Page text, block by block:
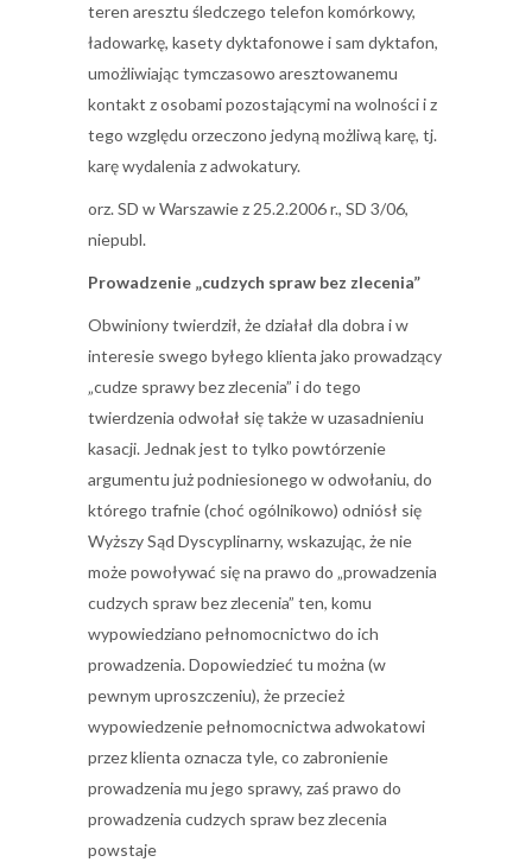
teren aresztu śledczego telefon komórkowy,
ładowarkę, kasety dyktafonowe i sam dyktafon,
umożliwiając tymczasowo aresztowanemu
kontakt z osobami pozostającymi na wolności i z
tego względu orzeczono jedyną możliwą karę, tj.
karę wydalenia z adwokatury.
orz. SD w Warszawie z 25.2.2006 r., SD 3/06,
niepubl.
Prowadzenie „cudzych spraw bez zlecenia”
Obwiniony twierdził, że działał dla dobra i w
interesie swego byłego klienta jako prowadzący
„cudze sprawy bez zlecenia” i do tego
twierdzenia odwołał się także w uzasadnieniu
kasacji. Jednak jest to tylko powtórzenie
argumentu już podniesionego w odwołaniu, do
którego trafnie (choć ogólnikowo) odniósł się
Wyższy Sąd Dyscyplinarny, wskazując, że nie
może powoływać się na prawo do „prowadzenia
cudzych spraw bez zlecenia” ten, komu
wypowiedziano pełnomocnictwo do ich
prowadzenia. Dopowiedzieć tu można (w
pewnym uproszczeniu), że przecież
wypowiedzenie pełnomocnictwa adwokatowi
przez klienta oznacza tyle, co zabronienie
prowadzenia mu jego sprawy, zaś prawo do
prowadzenia cudzych spraw bez zlecenia
powstaje